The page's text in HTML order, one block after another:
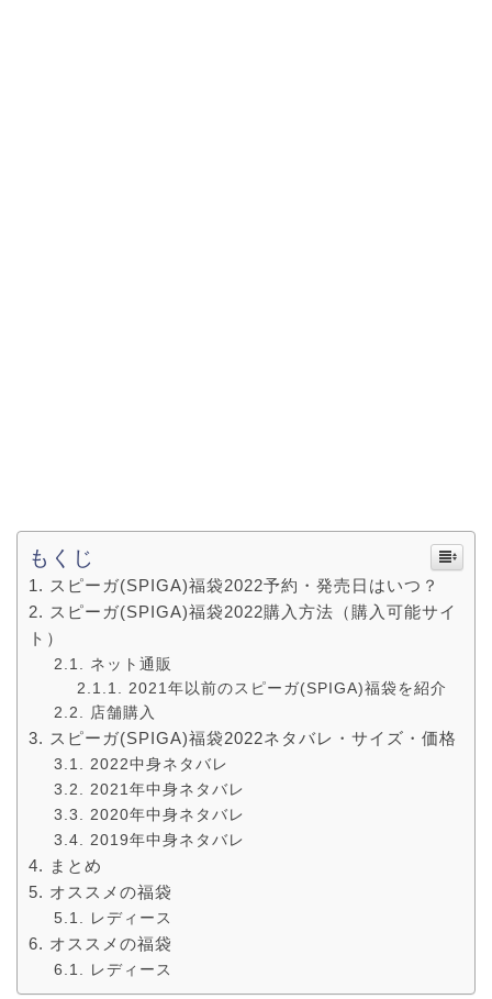
もくじ
スピーガ(SPIGA)福袋2022予約・発売日はいつ？
スピーガ(SPIGA)福袋2022購入方法（購入可能サイ
ト）
ネット通販
2021年以前のスピーガ(SPIGA)福袋を紹介
店舗購入
スピーガ(SPIGA)福袋2022ネタバレ・サイズ・価格
2022中身ネタバレ
2021年中身ネタバレ
2020年中身ネタバレ
2019年中身ネタバレ
まとめ
オススメの福袋
レディース
オススメの福袋
レディース